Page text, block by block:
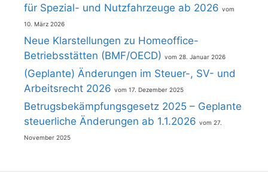
für Spezial- und Nutzfahrzeuge ab 2026
10. März 2026
Neue Klarstellungen zu Homeoffice-
Betriebsstätten (BMF/OECD)
28. Januar 2026
(Geplante) Änderungen im Steuer-, SV- und
Arbeitsrecht 2026
17. Dezember 2025
Betrugsbekämpfungsgesetz 2025 – Geplante
steuerliche Änderungen ab 1.1.2026
27.
November 2025